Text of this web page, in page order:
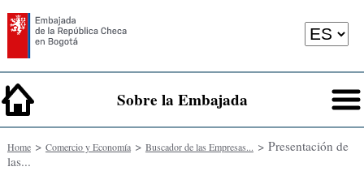
Sobre la Embajada
Home> Comercio y Economía> Buscador de las Empresas... > Presentación de
las...